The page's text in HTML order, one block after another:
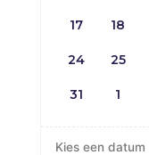
17 18
24 25
31 1
Kies een